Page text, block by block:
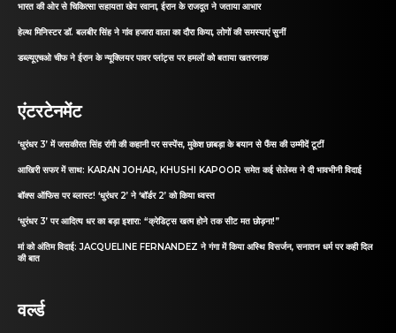
भारत की ओर से चिकित्सा सहायता खेप रवाना, ईरान के राजदूत ने जताया आभार
हेल्थ मिनिस्टर डॉ. बलबीर सिंह ने गांव हजारा वाला का दौरा किया, लोगों की समस्याएं सुनीं
डब्ल्यूएचओ चीफ ने ईरान के न्यूक्लियर पावर प्लांट्स पर हमलों को बताया खतरनाक
एंटरटेनमेंट
‘धुरंधर 3’ में जसकीरत सिंह रांगी की कहानी पर सस्पेंस, मुकेश छाबड़ा के बयान से फैंस की उम्मीदें टूटीं
आखिरी सफर में साथ: KARAN JOHAR, KHUSHI KAPOOR समेत कई सेलेब्स ने दी भावभीनी विदाई
बॉक्स ऑफिस पर ब्लास्ट! ‘धुरंधर 2’ ने ‘बॉर्डर 2’ को किया ध्वस्त
‘धुरंधर 3’ पर आदित्य धर का बड़ा इशारा: “क्रेडिट्स खत्म होने तक सीट मत छोड़ना!”
मां को अंतिम विदाई: JACQUELINE FERNANDEZ ने गंगा में किया अस्थि विसर्जन, सनातन धर्म पर कही दिल
की बात
वर्ल्ड